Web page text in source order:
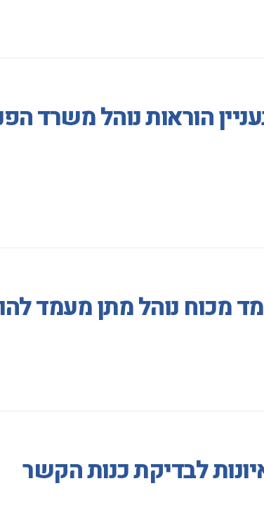
הוראות נוהל משרד
נוהל מתן מעמד
לבדיקת כנות הקשר